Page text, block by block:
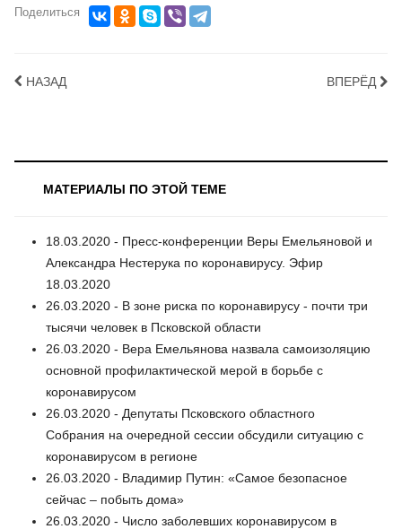
Поделиться
НАЗАД ВПЕРЁД
МАТЕРИАЛЫ ПО ЭТОЙ ТЕМЕ
18.03.2020 - Пресс-конференции Веры Емельяновой и
Александра Нестерука по коронавирусу. Эфир
18.03.2020
26.03.2020 - В зоне риска по коронавирусу - почти три
тысячи человек в Псковской области
26.03.2020 - Вера Емельянова назвала самоизоляцию
основной профилактической мерой в борьбе с
коронавирусом
26.03.2020 - Депутаты Псковского областного
Собрания на очередной сессии обсудили ситуацию с
коронавирусом в регионе
26.03.2020 - Владимир Путин: «Самое безопасное
сейчас – побыть дома»
26.03.2020 - Число заболевших коронавирусом в